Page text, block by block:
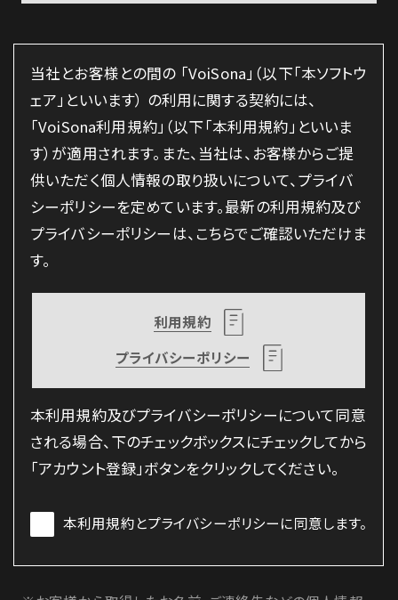
当社とお客様との間の 「VoiSona」（以下「本ソフトウ
ェア」といいます） の利用に関する契約には、
「VoiSona利用規約」（以下「本利用規約」といいま
す）が適用されます。また、当社は、お客様からご提
供いただく個人情報の取り扱いについて、プライバ
シーポリシーを定めています。最新の利用規約及び
プライバシーポリシーは、こちらでご確認いただけま
す。
利用規約
プライバシーポリシー
本利用規約及びプライバシーポリシーについて同意
される場合、下のチェックボックスにチェックしてから
「アカウント登録」ボタンをクリックしてください。
本利用規約とプライバシーポリシーに同意します。